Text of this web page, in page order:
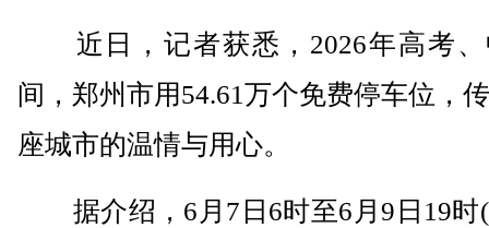
近日，记者获悉，2026年高考、
间，郑州市用54.61万个免费停车位，
座城市的温情与用心。
据介绍，6月7日6时至6月9日19时